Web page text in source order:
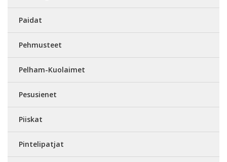
Paidat
Pehmusteet
Pelham-Kuolaimet
Pesusienet
Piiskat
Pintelipatjat